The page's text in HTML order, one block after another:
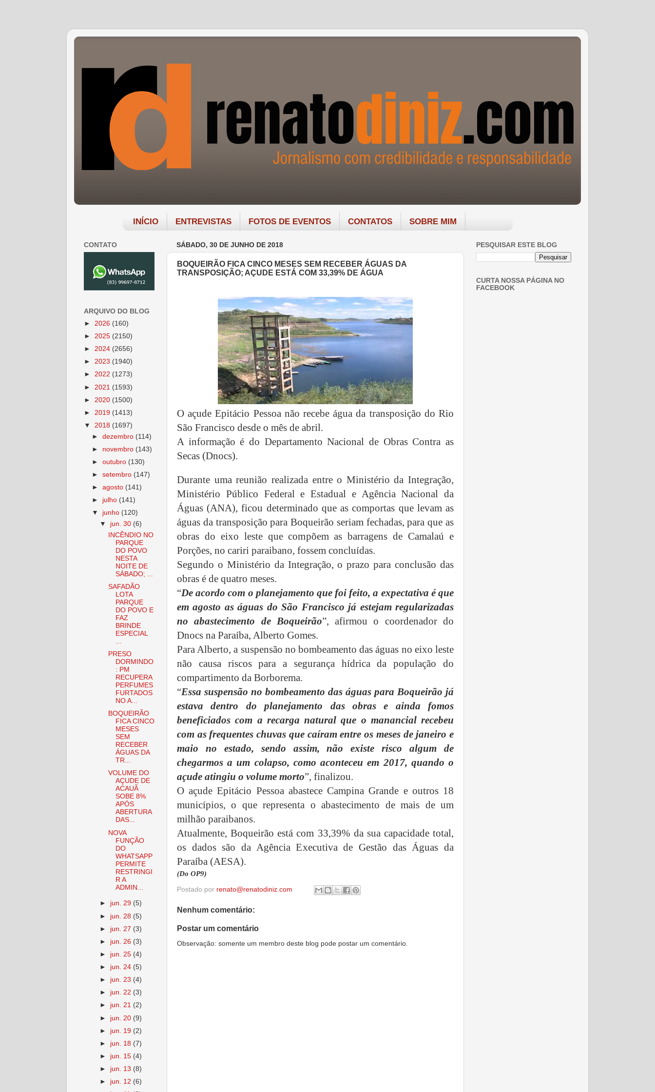
INÍCIO ENTREVISTAS FOTOS DE EVENTOS CONTATOS SOBRE MIM
SÁBADO, 30 DE JUNHO DE 2018
BOQUEIRÃO FICA CINCO MESES SEM RECEBER ÁGUAS DA
TRANSPOSIÇÃO; AÇUDE ESTÁ COM 33,39% DE ÁGUA
O açude Epitácio Pessoa não recebe água da transposição do Rio
São Francisco desde o mês de abril.
A informação é do Departamento Nacional de Obras Contra as
Secas (Dnocs).
Durante uma reunião realizada entre o Ministério da Integração,
Ministério Público Federal e Estadual e Agência Nacional da
Águas (ANA), ficou determinado que as comportas que levam as
águas da transposição para Boqueirão seriam fechadas, para que as
obras do eixo leste que compõem as barragens de Camalaú e
Porções, no cariri paraibano, fossem concluídas.
Segundo o Ministério da Integração, o prazo para conclusão das
obras é de quatro meses.
“De acordo com o planejamento que foi feito, a expectativa é que
em agosto as águas do São Francisco já estejam regularizadas
no abastecimento de Boqueirão”, afirmou o coordenador do
Dnocs na Paraíba, Alberto Gomes.
Para Alberto, a suspensão no bombeamento das águas no eixo leste
não causa riscos para a segurança hídrica da população do
compartimento da Borborema.
“Essa suspensão no bombeamento das águas para Boqueirão já
estava dentro do planejamento das obras e ainda fomos
beneficiados com a recarga natural que o manancial recebeu
com as frequentes chuvas que caíram entre os meses de janeiro e
maio no estado, sendo assim, não existe risco algum de
chegarmos a um colapso, como aconteceu em 2017, quando o
açude atingiu o volume morto”, finalizou.
O açude Epitácio Pessoa abastece Campina Grande e outros 18
municípios, o que representa o abastecimento de mais de um
milhão paraibanos.
Atualmente, Boqueirão está com 33,39% da sua capacidade total,
os dados são da Agência Executiva de Gestão das Águas da
Paraíba (AESA).
(Do OP9)
Postado por renato@renatodiniz.com
Nenhum comentário:
Postar um comentário
Observação: somente um membro deste blog pode postar um comentário.
CONTATO
ARQUIVO DO BLOG
► 2026 (160)
► 2025 (2150)
► 2024 (2656)
► 2023 (1940)
► 2022 (1273)
► 2021 (1593)
► 2020 (1500)
► 2019 (1413)
▼ 2018 (1697)
►dezembro (114)
► novembro (143)
►outubro (130)
►setembro (147)
►agosto (141)
► julho (141)
▼ junho (120)
▼ jun. 30 (6)
INCÊNDIO NO
PARQUE
DO POVO
NESTA
NOITE DE
SÁBADO; ...
SAFADÃO
LOTA
PARQUE
DO POVO E
FAZ
BRINDE
ESPECIAL
...
PRESO
DORMINDO
: PM
RECUPERA
PERFUMES
FURTADOS
NO A...
BOQUEIRÃO
FICA CINCO
MESES
SEM
RECEBER
ÁGUAS DA
TR...
VOLUME DO
AÇUDE DE
ACAUÃ
SOBE 8%
APÓS
ABERTURA
DAS...
NOVA
FUNÇÃO
DO
WHATSAPP
PERMITE
RESTRINGI
R A
ADMIN...
► jun. 29 (5)
► jun. 28 (5)
► jun. 27 (3)
► jun. 26 (3)
► jun. 25 (4)
► jun. 24 (5)
► jun. 23 (4)
► jun. 22 (3)
► jun. 21 (2)
► jun. 20 (9)
► jun. 19 (2)
► jun. 18 (7)
► jun. 15 (4)
► jun. 13 (8)
► jun. 12 (6)
PESQUISAR ESTE BLOG
CURTA NOSSA PÁGINA NO
FACEBOOK